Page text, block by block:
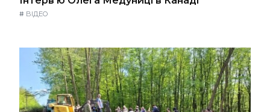
# ВІДЕО